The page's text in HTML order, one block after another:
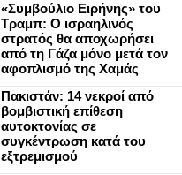
«Συμβούλιο Ειρήνης» του
Τραμπ: Ο ισραηλινός
στρατός θα αποχωρήσει
από τη Γάζα μόνο μετά τον
αφοπλισμό της Χαμάς
Πακιστάν: 14 νεκροί από
βομβιστική επίθεση
αυτοκτονίας σε
συγκέντρωση κατά του
εξτρεμισμού